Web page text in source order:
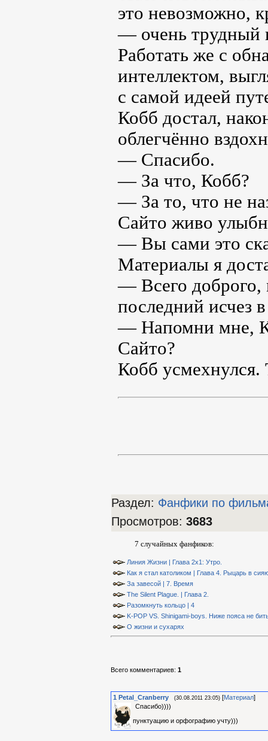
это невозможно,
— очень трудный
Работать же с
интеллектом,
с самой идеей
Кобб достал,
облегчённо
— Спасибо.
— За что, Кобб?
— За то, что не
Сайто живо
— Вы сами это
Материалы я
— Всего
последний исчез
— Напомни мне,
Сайто?
Кобб усмехнулся.
Раздел: Фанфики по
Просмотров: 3683
7 случайных фанфиков:
Линия Жизни | Глава 2х1: Утро.
Как я стал католиком | Глава 4. Рыцарь в
За завесой | 7. Время
The Silent Plague. | Глава 2.
Разомкнуть кольцо | 4
K-POP VS. Shinigami-boys. Ниже пояса не
О жизни и сухарях
Всего комментариев: 1
1 Petal_Cranberry (30.08.2011 23:05) [Материал]
Спасибо))))
пунктуацию и орфографию учту)))